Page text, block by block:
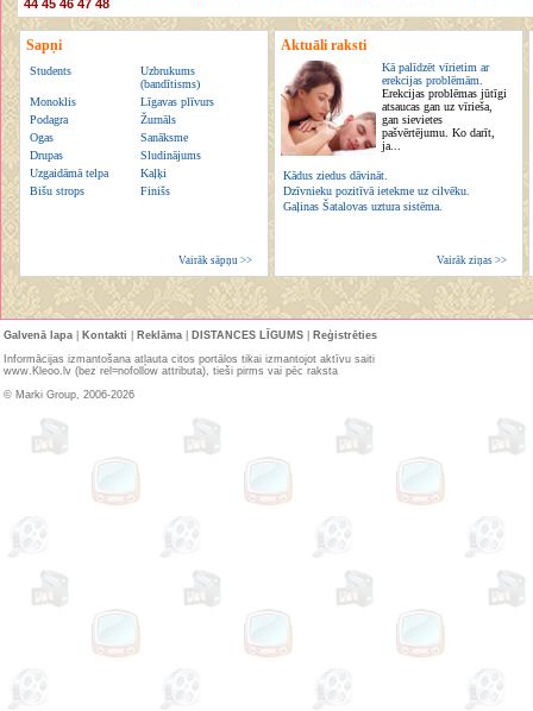
44 45 46 47 48
Sapņi
Students
Uzbrukums
(bandītisms)
Monoklis
Līgavas plīvurs
Podagra
Žurnāls
Ogas
Sanāksme
Drupas
Sludinājums
Uzgaidāmā telpa
Kaļķi
Bišu strops
Finišs
Vairāk sāpņu >>
Aktuāli raksti
Kā palīdzēt vīrietim ar
erekcijas problēmām.
Erekcijas problēmas jūtīgi
atsaucas gan uz vīrieša,
gan sievietes
pašvērtējumu. Ko darīt,
ja...
Kādus ziedus dāvināt.
Dzīvnieku pozitīvā ietekme uz cilvēku.
Gaļinas Šatalovas uztura sistēma.
Vairāk ziņas >>
Galvenā lapa Kontakti Reklāma DISTANCES LĪGUMS
Reģistrēties
Informācijas izmantošana atļauta citos portālos tikai izmantojot aktīvu saiti
www.Kleoo.lv (bez rel=nofollow attributa), tieši pirms vai pēc raksta
© Marki Group, 2006-2026